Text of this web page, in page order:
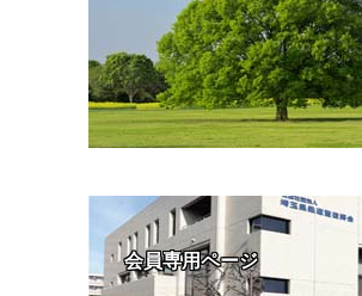
会員専用ページ